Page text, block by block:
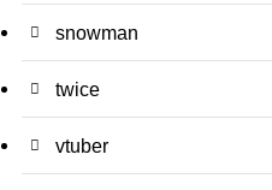
snowman
twice
vtuber